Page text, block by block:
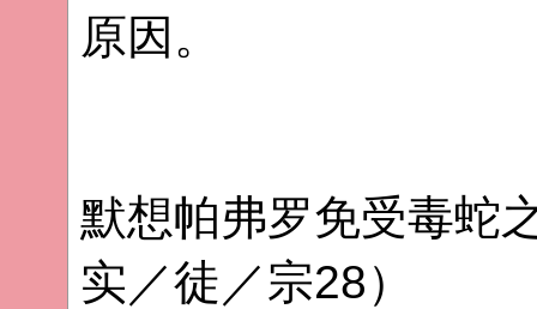
原因。
默想帕弗罗免受毒蛇
实／徒／宗28）